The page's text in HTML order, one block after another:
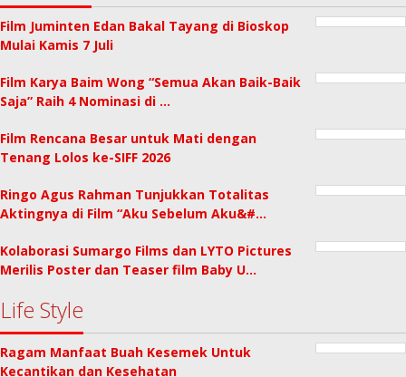
Film Juminten Edan Bakal Tayang di Bioskop
Mulai Kamis 7 Juli
Film Karya Baim Wong “Semua Akan Baik-Baik
Saja” Raih 4 Nominasi di …
Film Rencana Besar untuk Mati dengan
Tenang Lolos ke-SIFF 2026
Ringo Agus Rahman Tunjukkan Totalitas
Aktingnya di Film “Aku Sebelum Aku&#…
Kolaborasi Sumargo Films dan LYTO Pictures
Merilis Poster dan Teaser film Baby U…
Life Style
Ragam Manfaat Buah Kesemek Untuk
Kecantikan dan Kesehatan